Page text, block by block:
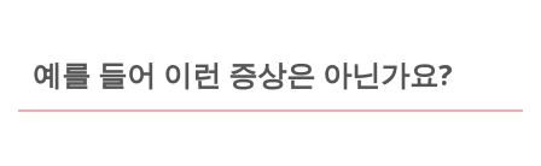
예를 들어 이런 증상은 아닌가요?